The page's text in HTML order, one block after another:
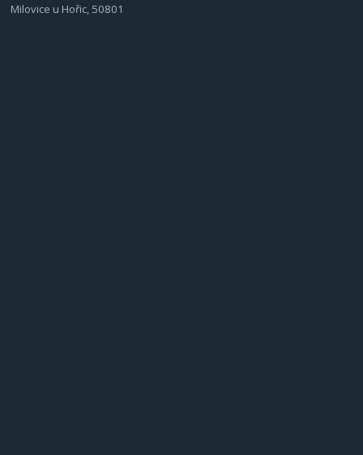
Milovice u Hořic, 50801